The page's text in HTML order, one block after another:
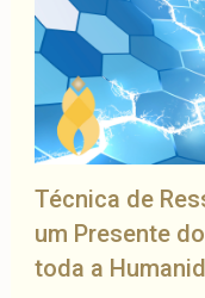
Técnica de
um Presente
toda a